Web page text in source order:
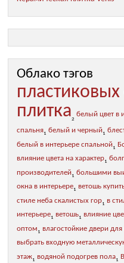
Облако тэгов
плитка2
белый цвет в
спальня1 белый и черный1
белый в интерьере спальной1
влияние цвета на характер1
производителей1 большими
окна в интерьере1 ветошь
стиле неба скалистых гор1 в
интерьере1 ветошь1 влияние
оптом 1 влагостойкие двери
выбрать входную
этаж1 водяной подогрев пола1